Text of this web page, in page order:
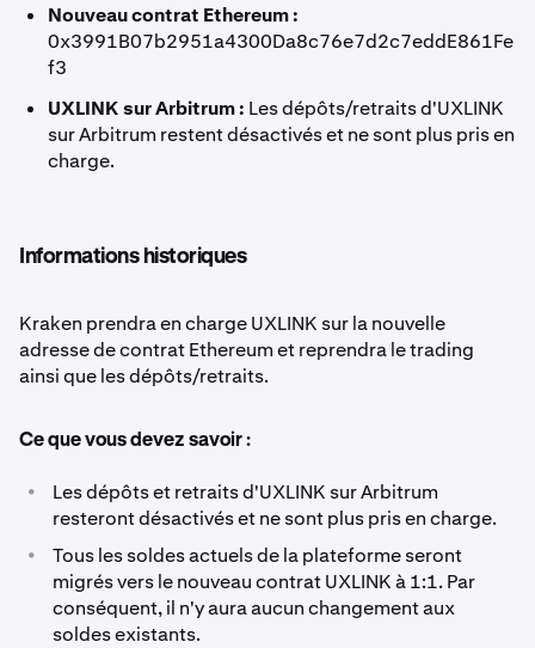
Nouveau contrat Ethereum :
0x3991B07b2951a4300Da8c76e7d2c7eddE861Fe
f3
UXLINK sur Arbitrum : Les dépôts/retraits d'UXLINK
sur Arbitrum restent désactivés et ne sont plus pris en
charge.
Informations historiques
Kraken prendra en charge UXLINK sur la nouvelle
adresse de contrat Ethereum et reprendra le trading
ainsi que les dépôts/retraits.
Ce que vous devez savoir :
•
Les dépôts et retraits d'UXLINK sur Arbitrum
resteront désactivés et ne sont plus pris en charge.
•
Tous les soldes actuels de la plateforme seront
migrés vers le nouveau contrat UXLINK à 1:1. Par
conséquent, il n'y aura aucun changement aux
soldes existants.